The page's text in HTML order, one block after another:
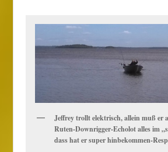
Jeffrey trollt elektrisch, allein muß er
Ruten-Downrigger-Echolot alles im
dass hat er super hinbekommen-